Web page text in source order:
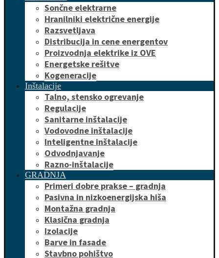
Sončne elektrarne
Hranilniki električne energije
Razsvetljava
Distribucija in cene energentov
Proizvodnja elektrike iz OVE
Energetske rešitve
Kogeneracije
Inštalacije
Talno, stensko ogrevanje
Regulacije
Sanitarne inštalacije
Vodovodne inštalacije
Inteligentne inštalacije
Odvodnjavanje
Razno-inštalacije
GRADNJA
Primeri dobre prakse – gradnja
Pasivna in nizkoenergijska hiša
Montažna gradnja
Klasična gradnja
Izolacije
Barve in fasade
Stavbno pohištvo